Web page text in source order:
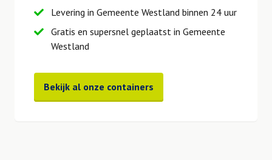
Levering in Gemeente Westland binnen 24 uur
Gratis en supersnel geplaatst in Gemeente
Westland
Bekijk al onze containers